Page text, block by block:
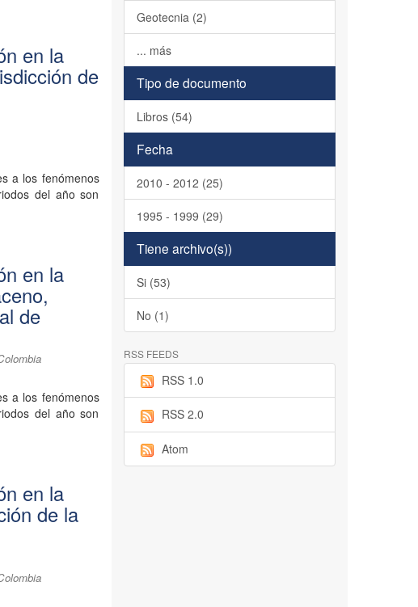
en la
de
a los fenómenos
del año son
en la
de
a los fenómenos
del año son
en la
de la
Geotecnia (2)
... más
Tipo de documento
Libros (54)
Fecha
2010 - 2012 (25)
1995 - 1999 (29)
Tiene archivo(s))
Si (53)
No (1)
RSS FEEDS
RSS 1.0
RSS 2.0
Atom